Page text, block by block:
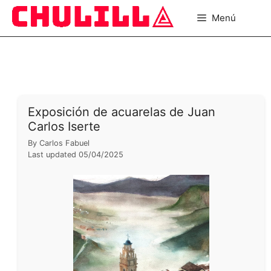
Saltar
contenido
Menú
Exposición de acuarelas de Juan
Carlos Iserte
By Carlos Fabuel
Last updated 05/04/2025